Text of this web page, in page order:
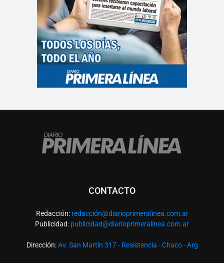
CONTACTO
Redacción: redacción@diarioprimeralinea.com.ar
Publicidad: publicidad@diarioprimeralinea.com.ar
Dirección:Av. San Martín 317 - Resistencia - Chaco - Arg